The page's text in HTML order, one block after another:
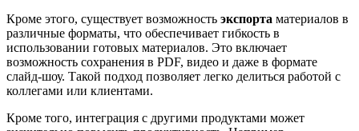
Кроме этого, существует возможность экспорта материалов в
различные форматы, что обеспечивает гибкость в
использовании готовых материалов. Это включает
возможность сохранения в PDF, видео и даже в формате
слайд-шоу. Такой подход позволяет легко делиться работой с
коллегами или клиентами.
Кроме того, интеграция с другими продуктами может